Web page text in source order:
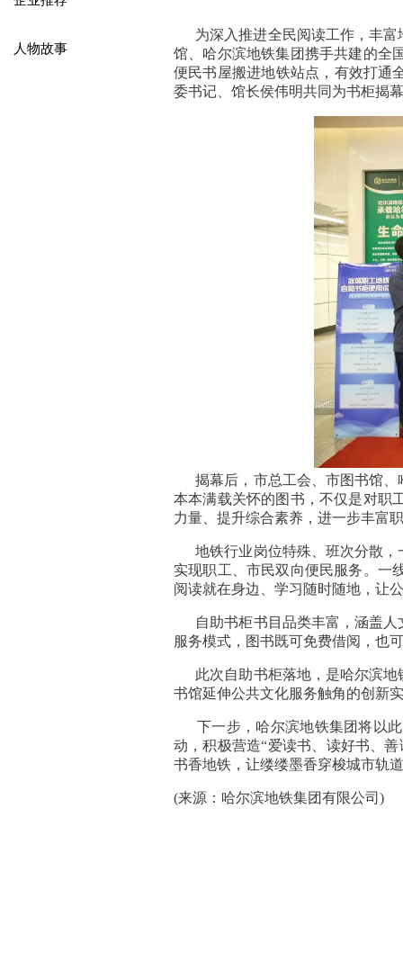
人物故事
为深入推进全民阅读工作，丰富
馆、哈尔滨地铁集团携手共建的全
便民书屋搬进地铁站点，有效打通
委书记、馆长侯伟明共同为书柜揭
揭幕后，市总工会、市图书馆、
本本满载关怀的图书，不仅是对职
力量、提升综合素养，进一步丰富
地铁行业岗位特殊、班次分散，
实现职工、市民双向便民服务。一
阅读就在身边、学习随时随地，让
自助书柜书目品类丰富，涵盖人
服务模式，图书既可免费借阅，也
此次自助书柜落地，是哈尔滨地
书馆延伸公共文化服务触角的创新
下一步，哈尔滨地铁集团将以此
动，积极营造“爱读书、读好书、
书香地铁，让缕缕墨香穿梭城市轨
(来源：哈尔滨地铁集团有限公司)